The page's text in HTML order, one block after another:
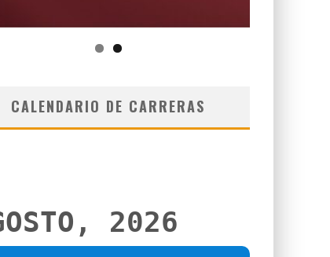
CALENDARIO DE CARRERAS
2026